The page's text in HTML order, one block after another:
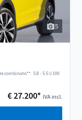
5
combinato**: 5.8 - 5.5 l/100
€ 27.200* IVA incl.